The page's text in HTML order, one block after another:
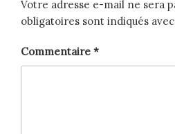
Votre adresse e-mail ne sera
obligatoires sont indiqués avec
Commentaire *